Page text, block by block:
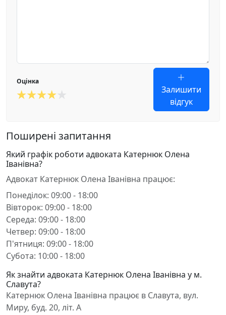
Оцінка
Залишити
відгук
Поширені запитання
Який графік роботи адвоката Катернюк Олена
Іванівна?
Адвокат Катернюк Олена Іванівна працює:
Понеділок: 09:00 - 18:00
Вівторок: 09:00 - 18:00
Середа: 09:00 - 18:00
Четвер: 09:00 - 18:00
П'ятниця: 09:00 - 18:00
Субота: 10:00 - 18:00
Як знайти адвоката Катернюк Олена Іванівна у м.
Славута?
Катернюк Олена Іванівна працює в Славута, вул.
Миру, буд. 20, літ. А